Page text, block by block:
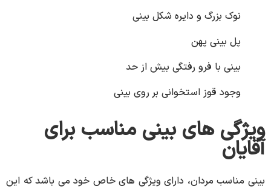
نوک بزرگ و دایره شکل بینی
پل بینی پهن
بینی با فرو رفتگی بیش از حد
وجود قوز استخوانی بر روی بینی
ویژگی های بینی مناسب برای
آقایان
بینی مناسب مردان، دارای ویژگی های خاص خود می باشد که این